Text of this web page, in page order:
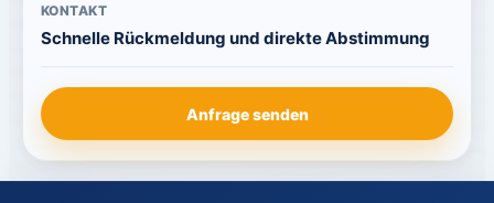
KONTAKT
Schnelle Rückmeldung und direkte Abstimmung
Anfrage senden